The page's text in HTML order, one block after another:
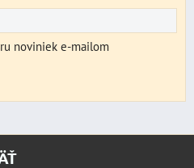
noviniek e-mailom